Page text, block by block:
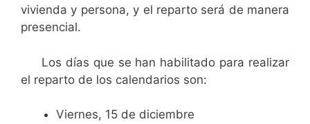
vivienda y persona, y el reparto será de manera
presencial.
Los días que se han habilitado para realizar
el reparto de los calendarios son:
Viernes, 15 de diciembre